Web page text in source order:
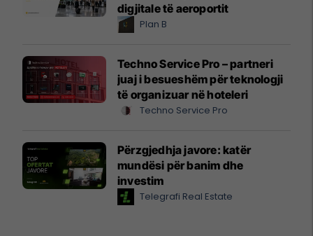
digjitale të aeroportit
Plan B
Techno Service Pro – partneri
juaj i besueshëm për teknologji
të organizuar në hoteleri
Techno Service Pro
Përzgjedhja javore: katër
mundësi për banim dhe
investim
Telegrafi Real Estate